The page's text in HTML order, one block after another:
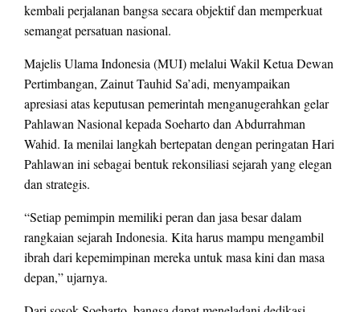
kembali perjalanan bangsa secara objektif dan memperkuat
semangat persatuan nasional.
Majelis Ulama Indonesia (MUI) melalui Wakil Ketua Dewan
Pertimbangan, Zainut Tauhid Sa’adi, menyampaikan
apresiasi atas keputusan pemerintah menganugerahkan gelar
Pahlawan Nasional kepada Soeharto dan Abdurrahman
Wahid. Ia menilai langkah bertepatan dengan peringatan Hari
Pahlawan ini sebagai bentuk rekonsiliasi sejarah yang elegan
dan strategis.
“Setiap pemimpin memiliki peran dan jasa besar dalam
rangkaian sejarah Indonesia. Kita harus mampu mengambil
ibrah dari kepemimpinan mereka untuk masa kini dan masa
depan,” ujarnya.